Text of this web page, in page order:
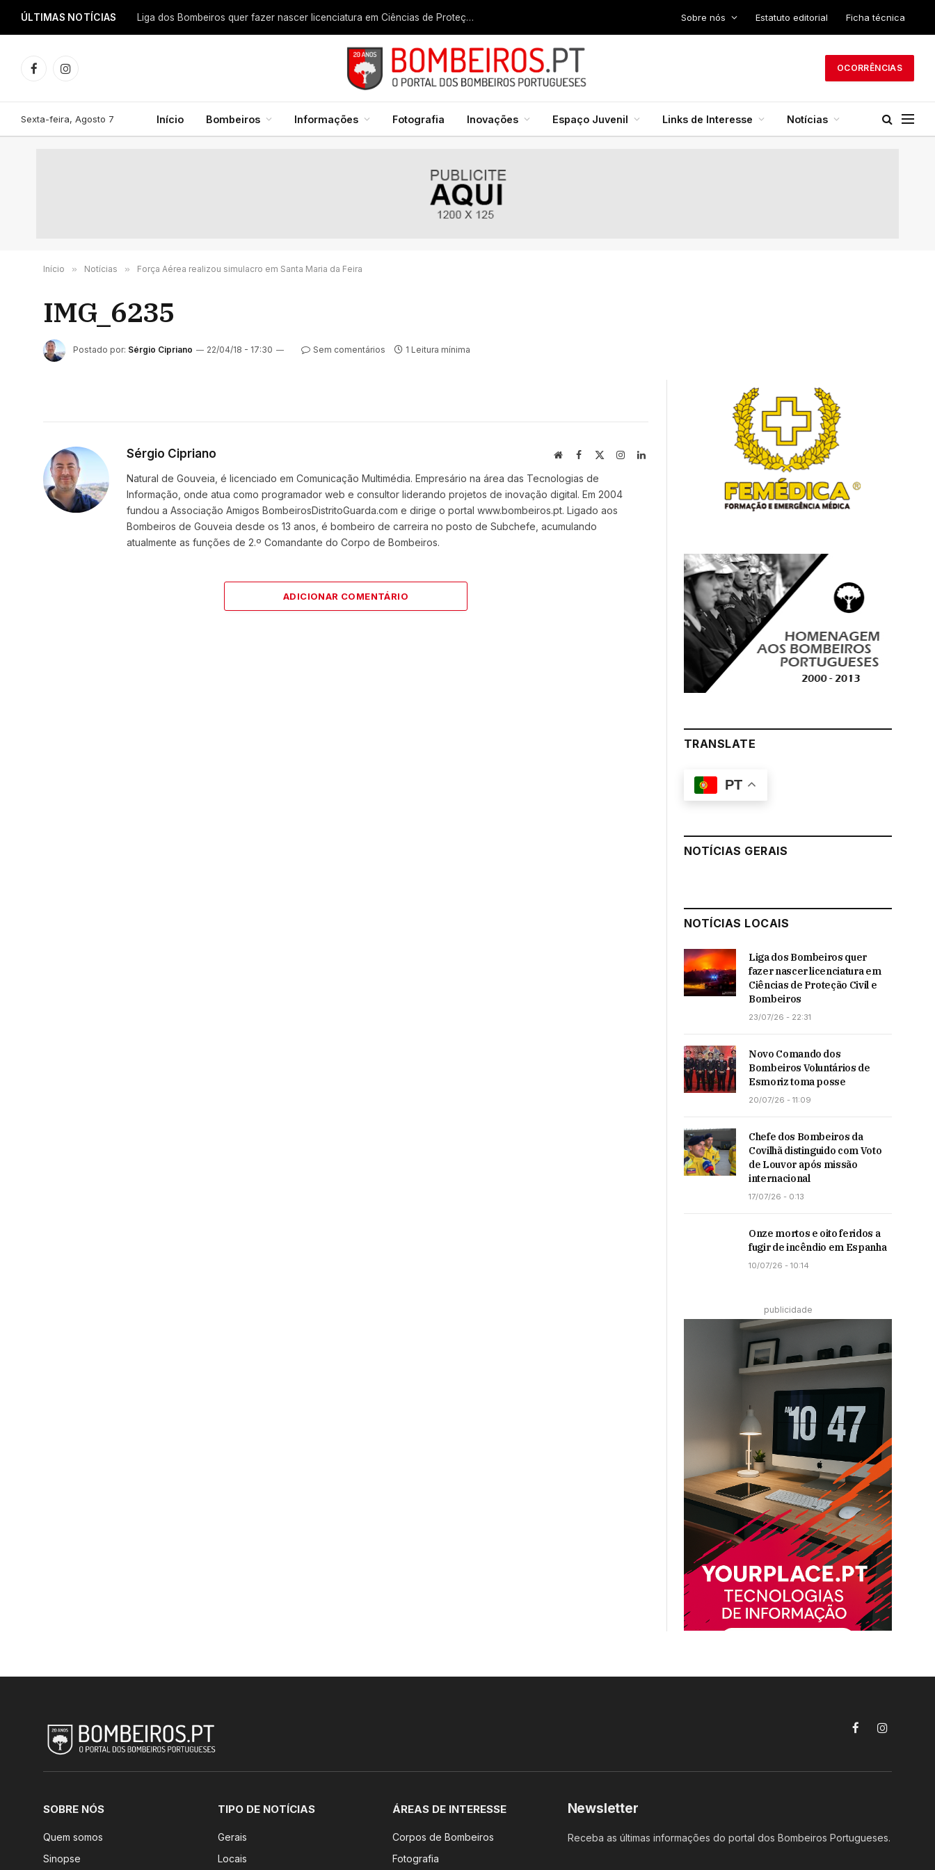
ÚLTIMAS NOTÍCIAS Liga dos Bombeiros quer fazer nascer licenciatura em Ciências de Proteção Civil e Bombeiros Sobre nós Estatuto editorial Ficha técnica
FacebookInstagram
OCORRÊNCIAS
Sexta-feira, Agosto 7 Início Bombeiros Informações Fotografia Inovações Espaço Juvenil Links de Interesse Notícias
Início » Notícias » Força Aérea realizou simulacro em Santa Maria da Feira
IMG_6235
Postado por: Sérgio Cipriano 22/04/18 - 17:30 Sem comentários 1 Leitura mínima
Sérgio Cipriano WebsiteFacebook InstagramLinkedIn
Natural de Gouveia, é licenciado em Comunicação Multimédia. Empresário na área das Tecnologias de
Informação, onde atua como programador web e consultor liderando projetos de inovação digital. Em 2004
fundou a Associação Amigos BombeirosDistritoGuarda.com e dirige o portal www.bombeiros.pt. Ligado aos
Bombeiros de Gouveia desde os 13 anos, é bombeiro de carreira no posto de Subchefe, acumulando
atualmente as funções de 2.º Comandante do Corpo de Bombeiros.
ADICIONAR COMENTÁRIO
TRANSLATE
PT
NOTÍCIAS GERAIS
NOTÍCIAS LOCAIS
Liga dos Bombeiros quer
fazer nascer licenciatura em
Ciências de Proteção Civil e
Bombeiros
23/07/26 - 22:31
Novo Comando dos
Bombeiros Voluntários de
Esmoriz toma posse
20/07/26 - 11:09
Chefe dos Bombeiros da
Covilhã distinguido com Voto
de Louvor após missão
internacional
17/07/26 - 0:13
Onze mortos e oito feridos a
fugir de incêndio em Espanha
10/07/26 - 10:14
publicidade
FacebookInstagram
SOBRE NÓS
Quem somos
Sinopse
TIPO DE NOTÍCIAS
Gerais
Locais
ÁREAS DE INTERESSE
Corpos de Bombeiros
Fotografia
Newsletter
Receba as últimas informações do portal dos Bombeiros Portugueses.